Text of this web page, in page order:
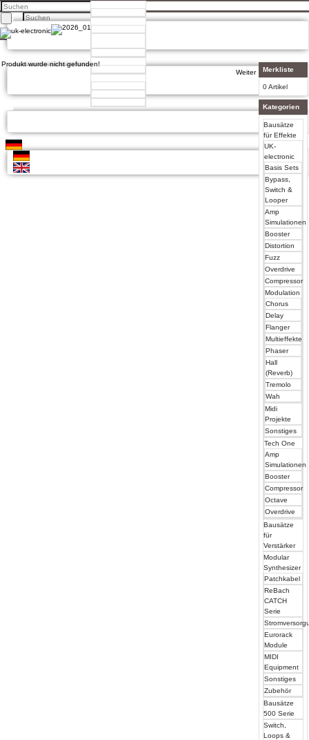
Facebook
Twitter
Google +
Privatsphäre und Datenschutz
Über uns
Impressum
Produkt wurde nicht gefunden!
Weiter
Merkliste
0 Artikel
Kategorien
Bausätze
für Effekte
UK-
electronic
Basis Sets
Bypass,
Switch &
Looper
Amp
Simulationen
Booster
Distortion
Fuzz
Overdrive
Compressor
Modulation
Chorus
Delay
Flanger
Multieffekte
Phaser
Hall
(Reverb)
Tremolo
Wah
Midi
Projekte
Sonstiges
Tech One
Amp
Simulationen
Booster
Compressor
Octave
Overdrive
Bausätze
für
Verstärker
Modular
Synthesizer
Patchkabel
ReBach
CATCH
Serie
Eurorack
Module
MIDI
Equipment
Sonstiges
Zubehör
Bausätze
500 Serie
Switch,
Loops &